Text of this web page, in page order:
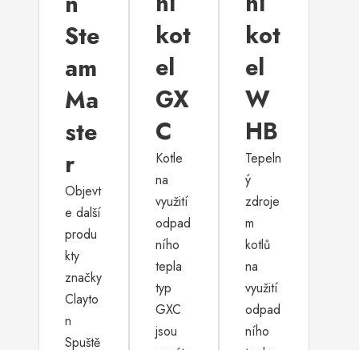
Ste
am
Ma
ste
r
Objevt
e další
produ
kty
značky
Clayto
n
Spuště
kot
el
GX
C
Kotle
na
využití
odpad
ního
tepla
typ
GXC
jsou
kot
el
W
HB
Tepeln
ý
zdroje
m
kotlů
na
využití
odpad
ního